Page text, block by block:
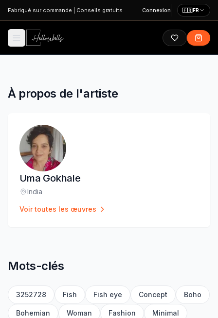
Aller au contenu principal
Fabriqué sur commande Conseils gratuits Connexion 🇫🇷FR
À propos de l'artiste
Uma Gokhale
Lieu:
India
Voir toutes les œuvres
Mots-clés
3252728 Fish Fish eye Concept Boho
Bohemian Woman Fashion Minimal